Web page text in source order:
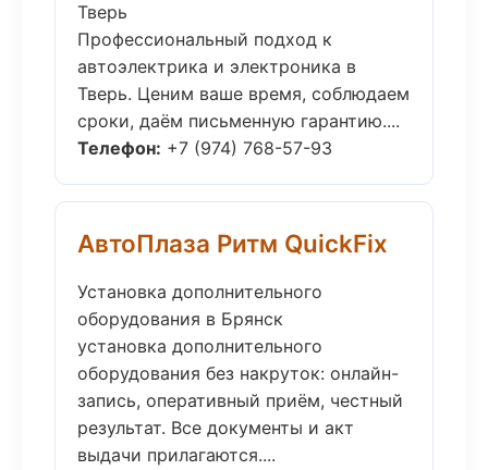
Тверь
Профессиональный подход к
автоэлектрика и электроника в
Тверь. Ценим ваше время, соблюдаем
сроки, даём письменную гарантию....
Телефон: +7 (974) 768-57-93
АвтоПлаза Ритм QuickFix
Установка дополнительного
оборудования в Брянск
установка дополнительного
оборудования без накруток: онлайн-
запись, оперативный приём, честный
результат. Все документы и акт
выдачи прилагаются....